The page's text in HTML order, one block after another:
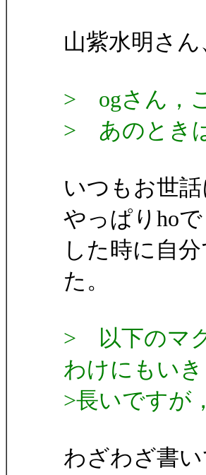
山紫水明さ
> ogさん，
> あのとき
いつもお世
やっぱりho
した時に自
た。
> 以下のマ
わけにもい
>長いですが
わざわざ書